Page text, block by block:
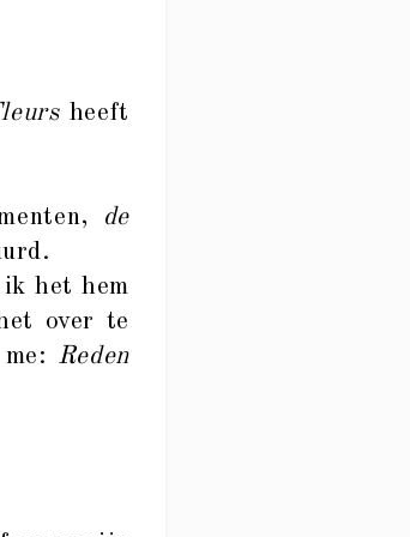
heeft
de
het hem
over te
Reden